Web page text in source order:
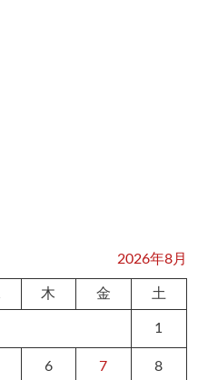
2026年8月
木 金 土
1
6 7 8